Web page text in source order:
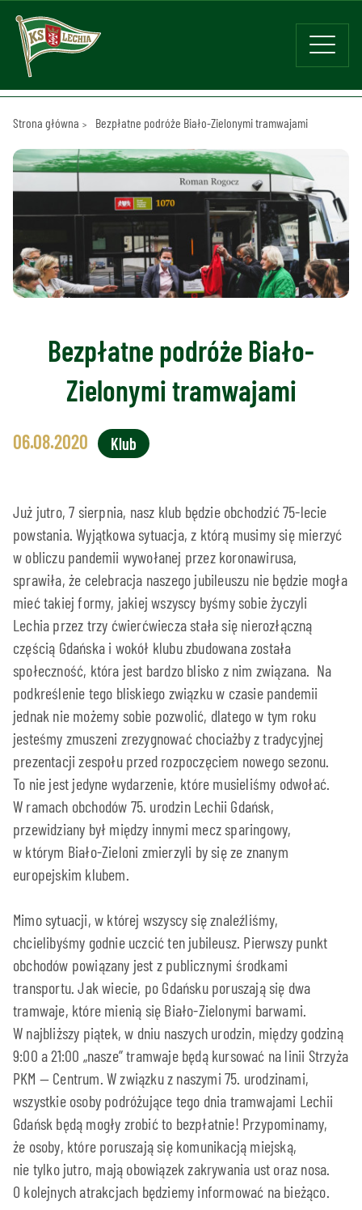
Strona główna Bezpłatne podróże Biało-Zielonymi tramwajami
Bezpłatne podróże Biało-
Zielonymi tramwajami
06.08.2020 Klub
Już jutro, 7 sierpnia, nasz klub będzie obchodzić 75-lecie
powstania. Wyjątkowa sytuacja, z którą musimy się mierzyć
w obliczu pandemii wywołanej przez koronawirusa,
sprawiła, że celebracja naszego jubileuszu nie będzie mogła
mieć takiej formy, jakiej wszyscy byśmy sobie życzyli
Lechia przez trzy ćwierćwiecza stała się nierozłączną
częścią Gdańska i wokół klubu zbudowana została
społeczność, która jest bardzo blisko z nim związana. Na
podkreślenie tego bliskiego związku w czasie pandemii
jednak nie możemy sobie pozwolić, dlatego w tym roku
jesteśmy zmuszeni zrezygnować chociażby z tradycyjnej
prezentacji zespołu przed rozpoczęciem nowego sezonu.
To nie jest jedyne wydarzenie, które musieliśmy odwołać.
W ramach obchodów 75. urodzin Lechii Gdańsk,
przewidziany był między innymi mecz sparingowy,
w którym Biało-Zieloni zmierzyli by się ze znanym
europejskim klubem.
Mimo sytuacji, w której wszyscy się znaleźliśmy,
chcielibyśmy godnie uczcić ten jubileusz. Pierwszy punkt
obchodów powiązany jest z publicznymi środkami
transportu. Jak wiecie, po Gdańsku poruszają się dwa
tramwaje, które mienią się Biało-Zielonymi barwami.
W najbliższy piątek, w dniu naszych urodzin, między godziną
9:00 a 21:00 „nasze” tramwaje będą kursować na linii Strzyża
PKM — Centrum. W związku z naszymi 75. urodzinami,
wszystkie osoby podróżujące tego dnia tramwajami Lechii
Gdańsk będą mogły zrobić to bezpłatnie! Przypominamy,
że osoby, które poruszają się komunikacją miejską,
nie tylko jutro, mają obowiązek zakrywania ust oraz nosa.
O kolejnych atrakcjach będziemy informować na bieżąco.